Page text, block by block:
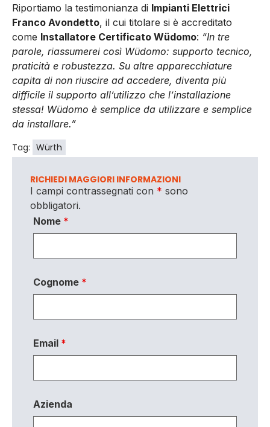
Riportiamo la testimonianza di Impianti Elettrici
Franco Avondetto, il cui titolare si è accreditato
come Installatore Certificato Wüdomo: “In tre
parole, riassumerei così Wüdomo: supporto tecnico,
praticità e robustezza. Su altre apparecchiature
capita di non riuscire ad accedere, diventa più
difficile il supporto all’utilizzo che l’installazione
stessa! Wüdomo è semplice da utilizzare e semplice
da installare.”
Tag: Würth
RICHIEDI MAGGIORI INFORMAZIONI
I campi contrassegnati con * sono
obbligatori.
Nome *
Cognome *
Email *
Azienda